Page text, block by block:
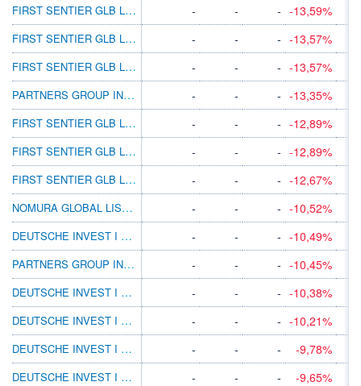
FIRST SENTIER GLB LSTD INFRA A EUR INC
- - - -13,59%
FIRST SENTIER GLB LSTD INFRA A GBP ACC
- - - -13,57%
FIRST SENTIER GLB LSTD INFRA A GBP INC
- - - -13,57%
PARTNERS GROUP INVEST INFRA EUR C
- - - -13,35%
FIRST SENTIER GLB LSTD INFRA B GBP INC
- - - -12,89%
FIRST SENTIER GLB LSTD INFRA B GBP ACC
- - - -12,89%
FIRST SENTIER GLB LSTD INFRA B USD ACC
- - - -12,67%
NOMURA GLOBAL LISTED INFRA A USD
- - - -10,52%
DEUTSCHE INVEST I GLBL INFRAS USD LD
- - - -10,49%
PARTNERS GROUP INVEST INFRA JPY I
- - - -10,45%
DEUTSCHE INVEST I GLBL INFRAS FD
- - - -10,38%
DEUTSCHE INVEST I GLBL INFRAS ID
- - - -10,21%
DEUTSCHE INVEST I GLBL INFRAS USD FDM
- - -
-9,78%
DEUTSCHE INVEST I GLBL INFRAS USD ID
- - -
-9,65%